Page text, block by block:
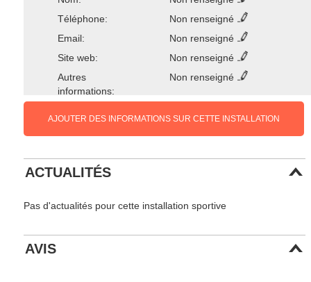
Téléphone:
Non renseigné
Email:
Non renseigné
Site web:
Non renseigné
Autres
informations:
Non renseigné
AJOUTER DES INFORMATIONS SUR CETTE INSTALLATION
ACTUALITÉS
Pas d'actualités pour cette installation sportive
AVIS